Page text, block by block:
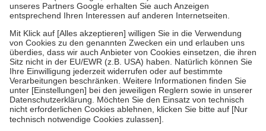
Zuzahlung zehn Prozent der Kosten sowie zehn Euro je
Um das Engagement der Versicherten für ihre eigene Gesundheit zu
stärken und die besondere Stellung der Familie zu unterstützen,
fallenkeine Zuzahlungen an bei:
• Kindern und Jugendlichen bis zum vollendeten 18. Lebensjahr
mit Ausnahme der Fahrkosten
• Untersuchungen zur Vorsorge und Früherkennung, die von der
GKV getragen werden
• empfohlenen Schutzimpfungen